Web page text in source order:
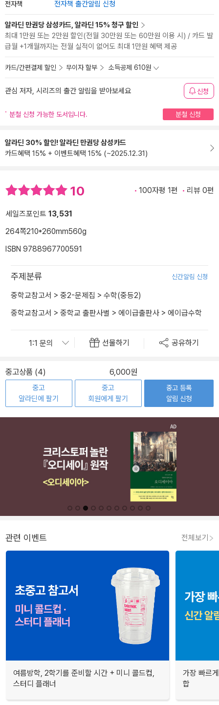
전자책 전자책 출간알림 신청
알라딘 만권당 삼성카드, 알라딘 15% 청구 할인
최대 1만원 또는 2만원 할인(전월 30만원 또는 60만원 이용 시) / 카드 발
급월 +1개월까지는 전월 실적이 없어도 최대 1만원 혜택 제공
카드/간편결제 할인 무이자 할부 소득공제 610원
관심 저자, 시리즈의 출간 알림을 받아보세요 신청
분철 신청 가능한 도서입니다. 분철 신청
알라딘 30% 할인! 알라딘 만권당 삼성카드
카드혜택 15% + 이벤트혜택 15% (~2025.12.31)
10 100자평 1편 리뷰 0편
세일즈포인트 13,531
264쪽210*260mm560g
ISBN 9788967700591
주제분류 신간알림 신청
중학교참고서 > 중2-문제집 > 수학(중등2)
중학교참고서 > 중학교 출판사별 > 에이급출판사 > 에이급수학
선물하기 공유하기
중고상품 (4) 6,000원
중고
알라딘에 팔기
중고
회원에게 팔기
중고 등록
알림 신청
관련 이벤트 전체보기
여름방학, 2학기를 준비할 시간 + 미니 콜드컵,
스터디 플래너
가장 빠르
합